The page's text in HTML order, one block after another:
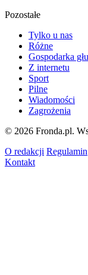
Pozostałe
Tylko u nas
Różne
Gospodarka
Z internetu
Sport
Pilne
Wiadomości
Zagrożenia
© 2026 Fronda.pl.
O redakcji Regulamin
Kontakt